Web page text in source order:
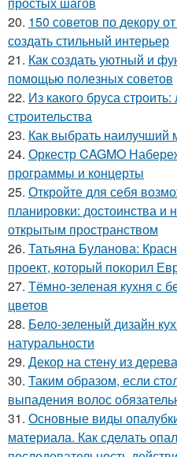
20. 150 советов по декору
создать стильный интерьер
21. Как создать уютный и
помощью полезных советов
22. Из какого бруса
строительства
23. Как выбрать наилучший
24. Оркестр CAGMO
программы и концерты
25. Откройте для себя
планировки: достоинства и
открытым пространством
26. Татьяна Буланова:
проект, который покорил
27. Тёмно-зеленая кухня с
цветов
28. Бело-зеленый дизайн
натуральности
29. Декор на стену из
30. Таким образом, если
выпадения волос
31. Основные виды
материала. Как сделать